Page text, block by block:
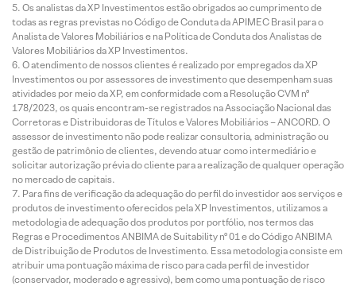
Os analistas da XP Investimentos estão obrigados ao cumprimento de
todas as regras previstas no Código de Conduta da APIMEC Brasil para o
Analista de Valores Mobiliários e na Política de Conduta dos Analistas de
Valores Mobiliários da XP Investimentos.
O atendimento de nossos clientes é realizado por empregados da XP
Investimentos ou por assessores de investimento que desempenham suas
atividades por meio da XP, em conformidade com a Resolução CVM nº
178/2023, os quais encontram-se registrados na Associação Nacional das
Corretoras e Distribuidoras de Títulos e Valores Mobiliários – ANCORD. O
assessor de investimento não pode realizar consultoria, administração ou
gestão de patrimônio de clientes, devendo atuar como intermediário e
solicitar autorização prévia do cliente para a realização de qualquer operação
no mercado de capitais.
Para fins de verificação da adequação do perfil do investidor aos serviços e
produtos de investimento oferecidos pela XP Investimentos, utilizamos a
metodologia de adequação dos produtos por portfólio, nos termos das
Regras e Procedimentos ANBIMA de Suitability nº 01 e do Código ANBIMA
de Distribuição de Produtos de Investimento. Essa metodologia consiste em
atribuir uma pontuação máxima de risco para cada perfil de investidor
(conservador, moderado e agressivo), bem como uma pontuação de risco